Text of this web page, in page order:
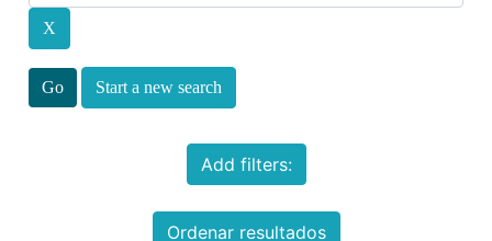
Start a new search
Add filters:
Ordenar resultados